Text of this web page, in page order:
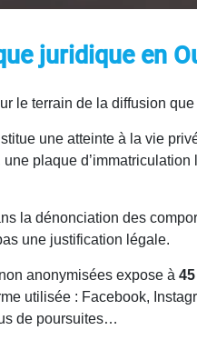
juridique en
le terrain de la diffusion
une atteinte à la vie
plaque
la dénonciation des
une justification légale.
anonymisées expose à
utilisée : Facebook,
de poursuites…